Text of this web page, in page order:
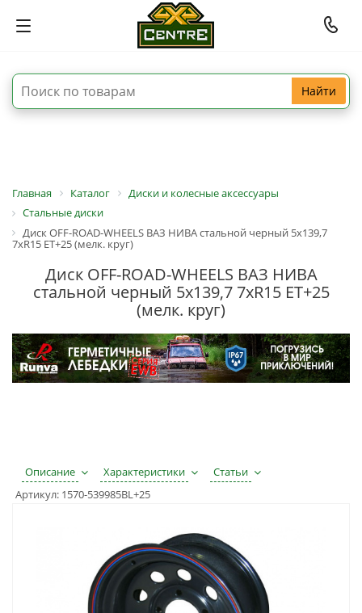
Найти
Главная Каталог
Диски и колесные аксессуары
Стальные диски
Диск OFF-ROAD-WHEELS ВАЗ НИВА стальной черный 5x139,7
7xR15 ET+25 (мелк. круг)
Диск OFF-ROAD-WHEELS ВАЗ НИВА
стальной черный 5x139,7 7xR15 ET+25
(мелк. круг)
Описание Характеристики
Статьи
Артикул: 1570-539985BL+25